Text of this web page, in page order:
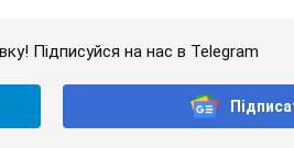
Підписуйся на нас в Telegram